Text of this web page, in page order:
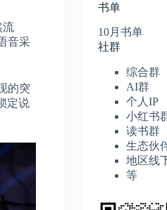
流
音采
的突
定说
书单
10月书单
社群
综合群
AI群
个人IP
小红书
读书群
生态伙
地区线
等